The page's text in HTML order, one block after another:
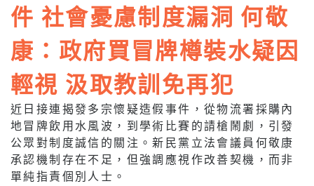
件 社會憂慮制度漏洞 何敬
康：政府買冒牌樽裝水疑因
輕視 汲取教訓免再犯
近日接連揭發多宗懷疑造假事件，從物流署採購內
地冒牌飲用水風波，到學術比賽的請槍鬧劇，引發
公眾對制度誠信的關注。新民黨立法會議員何敬康
承認機制存在不足，但強調應視作改善契機，而非
單純指責個別人士。